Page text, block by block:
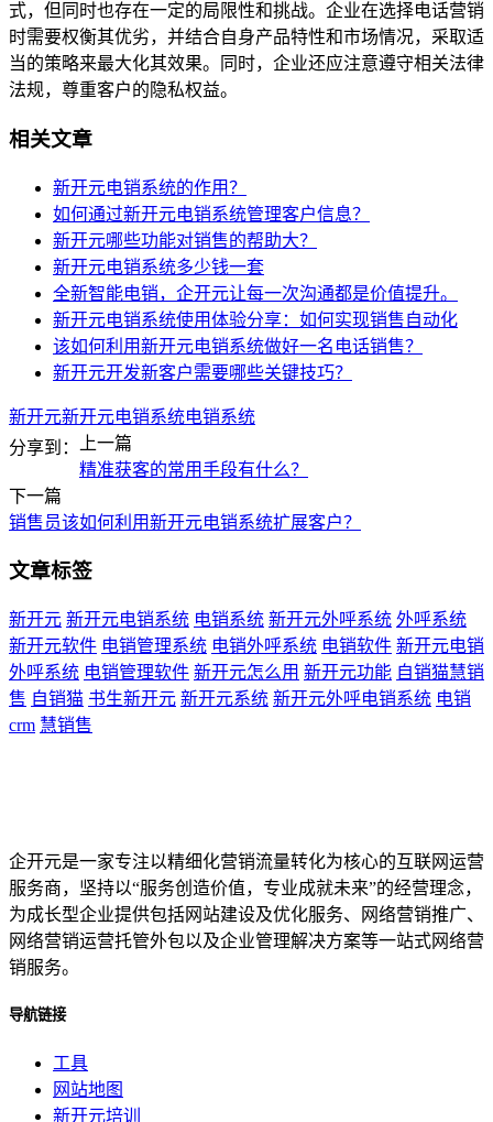
式，但同时也存在一定的局限性和挑战。企业在选择电话营销
时需要权衡其优劣，并结合自身产品特性和市场情况，采取适
当的策略来最大化其效果。同时，企业还应注意遵守相关法律
法规，尊重客户的隐私权益。
相关文章
新开元电销系统的作用？
如何通过新开元电销系统管理客户信息？
新开元哪些功能对销售的帮助大？
新开元电销系统多少钱一套
全新智能电销，企开元让每一次沟通都是价值提升。
新开元电销系统使用体验分享：如何实现销售自动化
该如何利用新开元电销系统做好一名电话销售？
新开元开发新客户需要哪些关键技巧？
新开元新开元电销系统电销系统
分享到：
上一篇
精准获客的常用手段有什么？
下一篇
销售员该如何利用新开元电销系统扩展客户？
文章标签
新开元 新开元电销系统 电销系统 新开元外呼系统 外呼系统
新开元软件 电销管理系统 电销外呼系统 电销软件 新开元电销
外呼系统 电销管理软件 新开元怎么用 新开元功能 自销猫慧销
售 自销猫 书生新开元 新开元系统 新开元外呼电销系统 电销
crm 慧销售
企开元是一家专注以精细化营销流量转化为核心的互联网运营
服务商，坚持以“服务创造价值，专业成就未来”的经营理念，
为成长型企业提供包括网站建设及优化服务、网络营销推广、
网络营销运营托管外包以及企业管理解决方案等一站式网络营
销服务。
导航链接
工具
网站地图
新开元培训